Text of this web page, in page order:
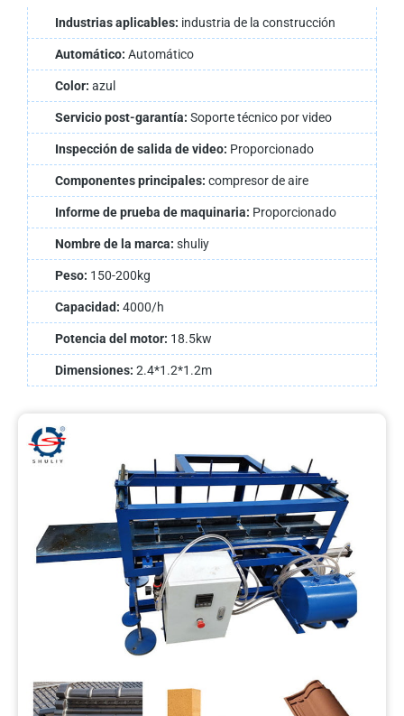
Industrias aplicables: industria de la construcción
Automático: Automático
Color: azul
Servicio post-garantía: Soporte técnico por video
Inspección de salida de video: Proporcionado
Componentes principales: compresor de aire
Informe de prueba de maquinaria: Proporcionado
Nombre de la marca: shuliy
Peso: 150-200kg
Capacidad: 4000/h
Potencia del motor: 18.5kw
Dimensiones: 2.4*1.2*1.2m